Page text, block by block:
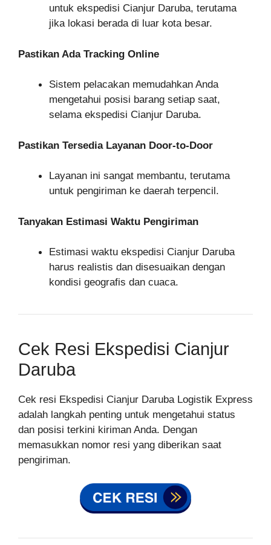
untuk ekspedisi Cianjur Daruba, terutama
jika lokasi berada di luar kota besar.
Pastikan Ada Tracking Online
Sistem pelacakan memudahkan Anda
mengetahui posisi barang setiap saat,
selama ekspedisi Cianjur Daruba.
Pastikan Tersedia Layanan Door-to-Door
Layanan ini sangat membantu, terutama
untuk pengiriman ke daerah terpencil.
Tanyakan Estimasi Waktu Pengiriman
Estimasi waktu ekspedisi Cianjur Daruba
harus realistis dan disesuaikan dengan
kondisi geografis dan cuaca.
Cek Resi Ekspedisi Cianjur
Daruba
Cek resi Ekspedisi Cianjur Daruba Logistik Express
adalah langkah penting untuk mengetahui status
dan posisi terkini kiriman Anda. Dengan
memasukkan nomor resi yang diberikan saat
pengiriman.